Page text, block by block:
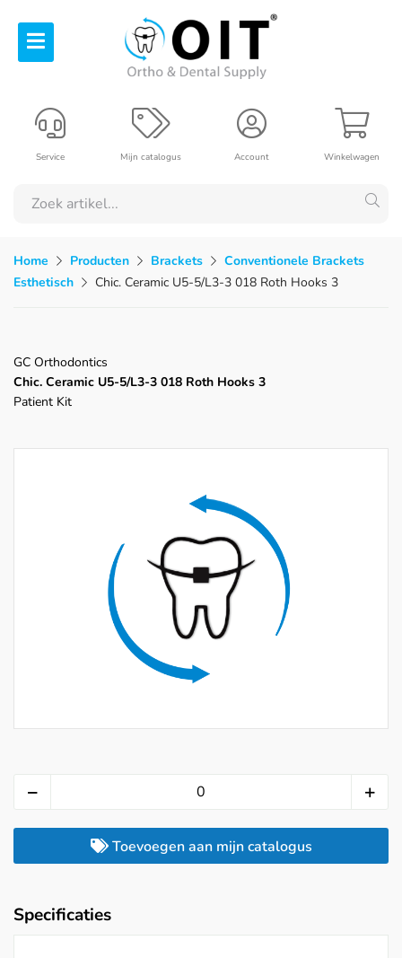
Winkelwagen
Account
Mijn catalogus
Service
Home Producten Brackets
Conventionele Brackets
Esthetisch
Chic. Ceramic U5-5/L3-3 018 Roth Hooks 3
GC Orthodontics
Chic. Ceramic U5-5/L3-3 018 Roth Hooks 3
Patient Kit
Toevoegen aan mijn catalogus
Specificaties